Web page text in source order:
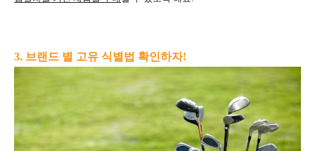
3. 브랜드 별 고유 식별법 확인하자!